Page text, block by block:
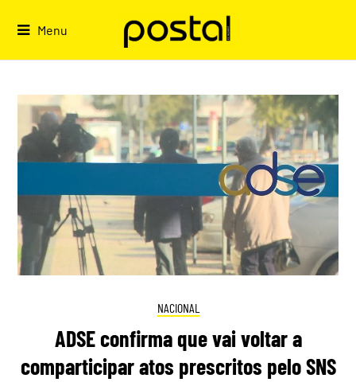
Menu
NACIONAL
ADSE confirma que vai voltar a
comparticipar atos prescritos pelo SNS